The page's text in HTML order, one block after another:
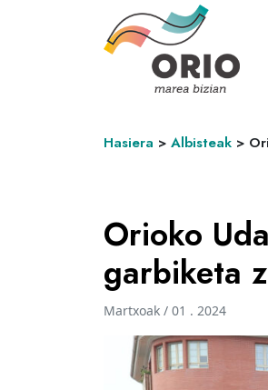
Hasiera > Albisteak >
Orioko
garbiketa
Martxoak / 01 . 2024